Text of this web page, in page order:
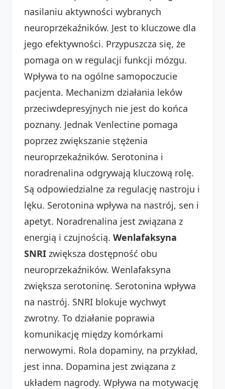
nasilaniu aktywności wybranych
neuroprzekaźników. Jest to kluczowe dla
jego efektywności. Przypuszcza się, że
pomaga on w regulacji funkcji mózgu.
Wpływa to na ogólne samopoczucie
pacjenta. Mechanizm działania leków
przeciwdepresyjnych nie jest do końca
poznany. Jednak Venlectine pomaga
poprzez zwiększanie stężenia
neuroprzekaźników. Serotonina i
noradrenalina odgrywają kluczową rolę.
Są odpowiedzialne za regulację nastroju i
lęku. Serotonina wpływa na nastrój, sen i
apetyt. Noradrenalina jest związana z
energią i czujnością. Wenlafaksyna
SNRI zwiększa dostępność obu
neuroprzekaźników. Wenlafaksyna
zwiększa serotoninę. Serotonina wpływa
na nastrój. SNRI blokuje wychwyt
zwrotny. To działanie poprawia
komunikację między komórkami
nerwowymi. Rola dopaminy, na przykład,
jest inna. Dopamina jest związana z
układem nagrody. Wpływa na motywację